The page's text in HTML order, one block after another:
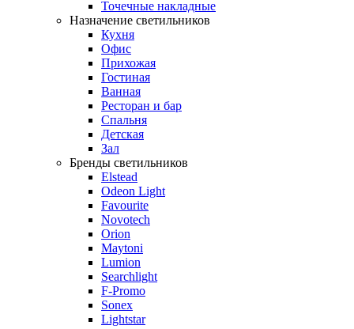
Точечные накладные
Назначение светильников
Кухня
Офис
Прихожая
Гостиная
Ванная
Ресторан и бар
Спальня
Детская
Зал
Бренды светильников
Elstead
Odeon Light
Favourite
Novotech
Orion
Maytoni
Lumion
Searchlight
F-Promo
Sonex
Lightstar